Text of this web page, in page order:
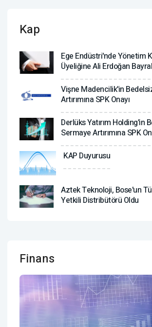
Kap
Ege Endüstri'nde Yönetim
Üyeliğine Ali Erdoğan
Vişne Madencilik'in
Artırımına SPK Onayı
Derlüks Yatırım Holding'in
Sermaye Artırımına SPK
KAP Duyurusu
Aztek Teknoloji, Bose'un
Yetkili Distribütörü Oldu
Finans